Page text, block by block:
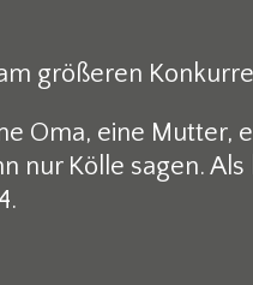
größeren
Oma, eine Mutter,
nur Kölle sagen.